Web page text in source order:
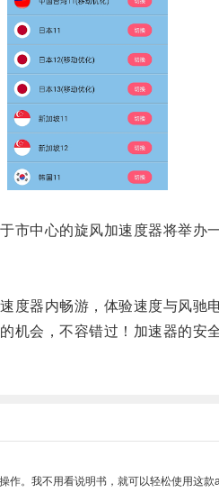
中心的旋风加速度器将举办一
器内畅游，体验速度与风驰电
，不容错过！加速器的安全
。我不用看说明书，就可以轻松使用这款